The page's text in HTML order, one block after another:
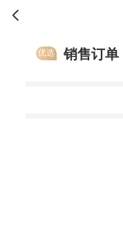
优选 销售订